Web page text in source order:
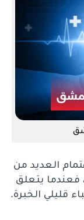
العديد من
فعندما يتعلق
قليلي الخبرة.